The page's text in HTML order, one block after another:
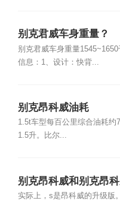
别克君威车身重量？
别克君威车身重量
信息：1、设计：快背...
别克昂科威油耗
1.5t车型每百公里综合油耗约
1.5升。比尔...
别克昂科威和别克昂
么
实际上，s是昂科威的升级版